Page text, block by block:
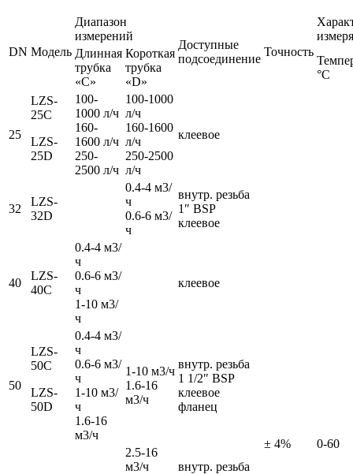
DN Модель
Диапазон
измерений
Доступные
подсоединение
Точность
Длинная
трубка
«C»
Короткая
трубка
«D»
°С
25
LZS-
25C
LZS-
25D
100-
1000 л/ч
160-
1600 л/ч
250-
2500 л/ч
100-1000
л/ч
160-1600
л/ч
250-2500
л/ч
клеевое
± 4% 0-60
32
LZS-
32D
0.4-4 м3/
ч
0.6-6 м3/
ч
внутр. резьба
1″ BSP
клеевое
40
LZS-
40C
0.4-4 м3/
ч
0.6-6 м3/
ч
1-10 м3/
ч
клеевое
50
LZS-
50C
LZS-
50D
0.4-4 м3/
ч
0.6-6 м3/
ч
1-10 м3/
ч
1.6-16
м3/ч
1-10 м3/ч
1.6-16
м3/ч
внутр. резьба
1 1/2″ BSP
клеевое
фланец
2.5-16
м3/ч
внутр. резьба